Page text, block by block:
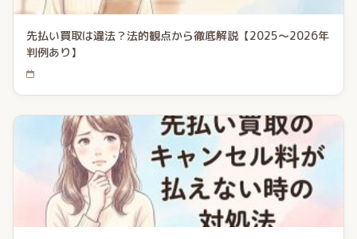
先払い買取は違法？法的観点から徹底解説【2025〜2026年
判例あり】